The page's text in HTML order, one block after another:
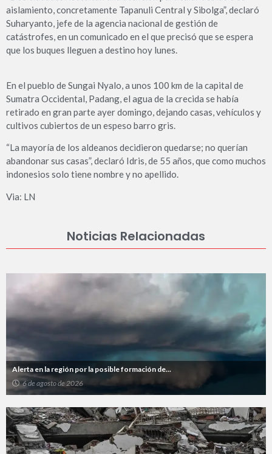
aislamiento, concretamente Tapanuli Central y Sibolga”, declaró
Suharyanto, jefe de la agencia nacional de gestión de
catástrofes, en un comunicado en el que precisó que se espera
que los buques lleguen a des­tino hoy lunes.
En el pueblo de Sungai Nyalo, a unos 100 km de la capital de
Sumatra Occidental, Padang, el agua de la crecida se había
retirado en gran parte ayer domingo, dejando casas, vehí­culos y
cultivos cubiertos de un espeso barro gris.
“La mayoría de los aldeanos decidieron quedarse; no que­rían
abandonar sus casas”, declaró Idris, de 55 años, que como muchos
indonesios solo tiene nombre y no apellido.
Via: LN
Noticias Relacionadas
Alerta en la región por la posible formación de...
6 de agosto de 2026